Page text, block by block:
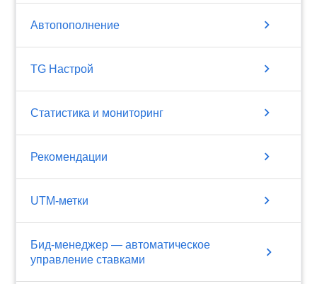
Автопополнение chevron_right
TG Настрой chevron_right
Статистика и мониторинг chevron_right
Рекомендации chevron_right
UTM-метки chevron_right
Бид-менеджер — автоматическое
управление ставками
chevron_right